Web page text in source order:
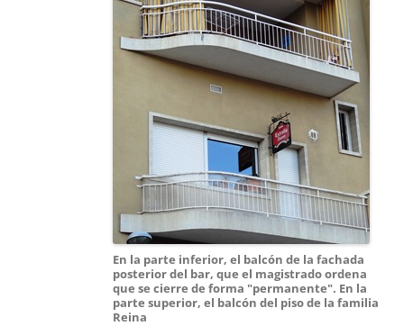
En la parte inferior, el balcón de la fachada
posterior del bar, que el magistrado ordena
que se cierre de forma "permanente". En la
parte superior, el balcón del piso de la familia
Reina